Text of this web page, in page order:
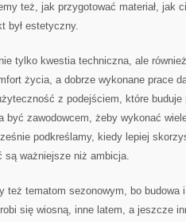
też, jak przygotować materiał, jak
był estetyczny.
tylko kwestia techniczna, ale
życia, a dobrze wykonane prace
z podejściem, które buduje
być zawodowcem, żeby wykonać
podkreślamy, kiedy lepiej
są ważniejsze niż ambicja.
też tematom sezonowym, bo budowa
się wiosną, inne latem, a jeszcze